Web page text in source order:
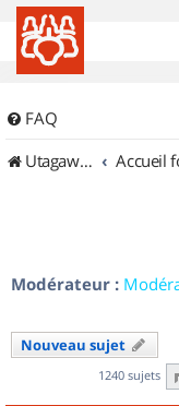
FAQ
UtagawaVTT (Randos VTT et VTTAE avec traces GPS)
Modérateur :
Nouveau sujet
1240 sujets